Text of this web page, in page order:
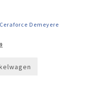
Demeyere
Huidige
prijs